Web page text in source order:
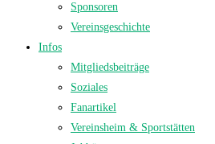
Sponsoren
Vereinsgeschichte
Infos
Mitgliedsbeiträge
Soziales
Fanartikel
Vereinsheim & Sportstätten